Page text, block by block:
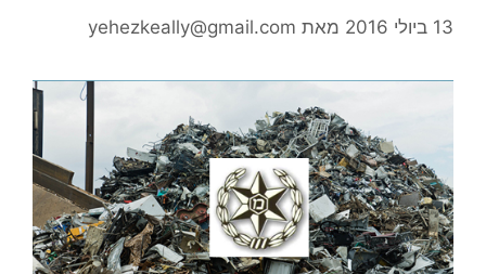
13 ביולי 2016 מאת yehezkeally@gmail.com